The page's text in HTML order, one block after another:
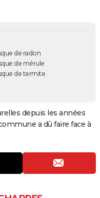
de radon
de mérule
de termite
depuis les années
a dû faire face à